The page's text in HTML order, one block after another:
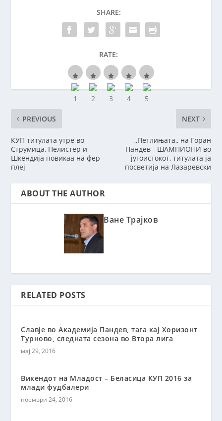
SHARE:
RATE:
PREVIOUS
КУП титулата утре во
Струмица, Пелистер и
Шкендија повикаа на фер
плеј
NEXT
,,Петлињата,, на Горан
Пандев - ШАМПИОНИ во
југоистокот, титулата ја
посветија на Лазаревски
ABOUT THE AUTHOR
Ване Трајков
RELATED POSTS
Славје во Акадeмија Пандев, тага кај Хоризонт
Турново, следната сезона во Втора лига
мај 29, 2016
Викендот на Младост – Беласица КУП 2016 за
млади фудбалери
ноември 24, 2016